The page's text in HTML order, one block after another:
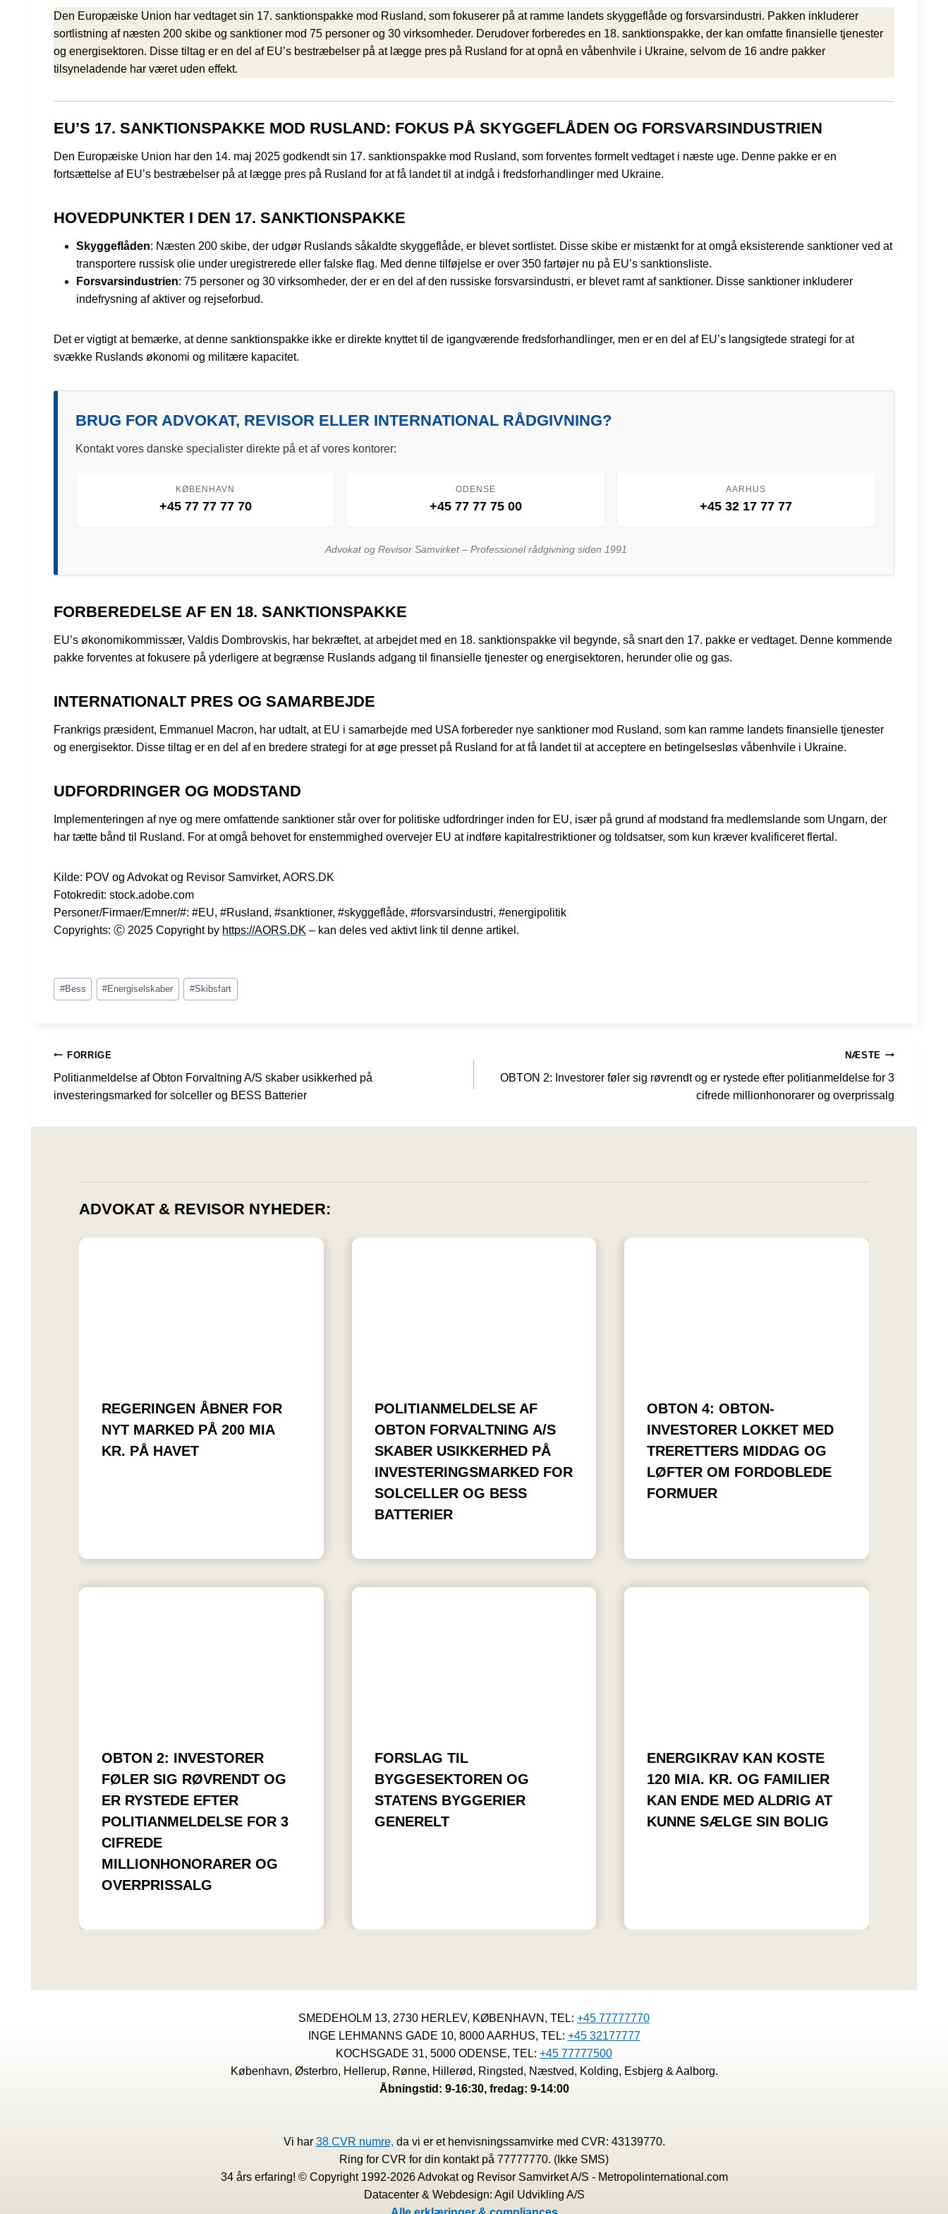
Den Europæiske Union har vedtaget sin 17. sanktionspakke mod Rusland, som fokuserer på at ramme landets skyggeflåde og forsvarsindustri. Pakken inkluderer
sortlistning af næsten 200 skibe og sanktioner mod 75 personer og 30 virksomheder. Derudover forberedes en 18. sanktionspakke, der kan omfatte finansielle tjenester
og energisektoren. Disse tiltag er en del af EU’s bestræbelser på at lægge pres på Rusland for at opnå en våbenhvile i Ukraine, selvom de 16 andre pakker
tilsyneladende har været uden effekt.
EU’S 17. SANKTIONSPAKKE MOD RUSLAND: FOKUS PÅ SKYGGEFLÅDEN OG FORSVARSINDUSTRIEN
Den Europæiske Union har den 14. maj 2025 godkendt sin 17. sanktionspakke mod Rusland, som forventes formelt vedtaget i næste uge. Denne pakke er en
fortsættelse af EU’s bestræbelser på at lægge pres på Rusland for at få landet til at indgå i fredsforhandlinger med Ukraine.
HOVEDPUNKTER I DEN 17. SANKTIONSPAKKE
Skyggeflåden: Næsten 200 skibe, der udgør Ruslands såkaldte skyggeflåde, er blevet sortlistet. Disse skibe er mistænkt for at omgå eksisterende sanktioner ved at
transportere russisk olie under uregistrerede eller falske flag. Med denne tilføjelse er over 350 fartøjer nu på EU’s sanktionsliste.
Forsvarsindustrien: 75 personer og 30 virksomheder, der er en del af den russiske forsvarsindustri, er blevet ramt af sanktioner. Disse sanktioner inkluderer
indefrysning af aktiver og rejseforbud.
Det er vigtigt at bemærke, at denne sanktionspakke ikke er direkte knyttet til de igangværende fredsforhandlinger, men er en del af EU’s langsigtede strategi for at
svække Ruslands økonomi og militære kapacitet.
BRUG FOR ADVOKAT, REVISOR ELLER INTERNATIONAL RÅDGIVNING?
Kontakt vores danske specialister direkte på et af vores kontorer:
KØBENHAVN
+45 77 77 77 70
ODENSE
+45 77 77 75 00
AARHUS
+45 32 17 77 77
Advokat og Revisor Samvirket – Professionel rådgivning siden 1991
FORBEREDELSE AF EN 18. SANKTIONSPAKKE
EU’s økonomikommissær, Valdis Dombrovskis, har bekræftet, at arbejdet med en 18. sanktionspakke vil begynde, så snart den 17. pakke er vedtaget. Denne kommende
pakke forventes at fokusere på yderligere at begrænse Ruslands adgang til finansielle tjenester og energisektoren, herunder olie og gas.
INTERNATIONALT PRES OG SAMARBEJDE
Frankrigs præsident, Emmanuel Macron, har udtalt, at EU i samarbejde med USA forbereder nye sanktioner mod Rusland, som kan ramme landets finansielle tjenester
og energisektor. Disse tiltag er en del af en bredere strategi for at øge presset på Rusland for at få landet til at acceptere en betingelsesløs våbenhvile i Ukraine.
UDFORDRINGER OG MODSTAND
Implementeringen af nye og mere omfattende sanktioner står over for politiske udfordringer inden for EU, især på grund af modstand fra medlemslande som Ungarn, der
har tætte bånd til Rusland. For at omgå behovet for enstemmighed overvejer EU at indføre kapitalrestriktioner og toldsatser, som kun kræver kvalificeret flertal.
Kilde: POV og Advokat og Revisor Samvirket, AORS.DK
Fotokredit: stock.adobe.com
Personer/Firmaer/Emner/#: #EU, #Rusland, #sanktioner, #skyggeflåde, #forsvarsindustri, #energipolitik
Copyrights: Ⓒ 2025 Copyright by https://AORS.DK – kan deles ved aktivt link til denne artikel.
Indlæg-
tags:
#Bess #Energiselskaber #Skibsfart
INDLÆGSNAVIGATION
FORRIGE
Politianmeldelse af Obton Forvaltning A/S skaber usikkerhed på
investeringsmarked for solceller og BESS Batterier
NÆSTE
OBTON 2: Investorer føler sig røvrendt og er rystede efter politianmeldelse for 3
cifrede millionhonorarer og overprissalg
ADVOKAT & REVISOR NYHEDER:
REGERINGEN ÅBNER FOR
NYT MARKED PÅ 200 MIA
KR. PÅ HAVET
POLITIANMELDELSE AF
OBTON FORVALTNING A/S
SKABER USIKKERHED PÅ
INVESTERINGSMARKED FOR
SOLCELLER OG BESS
BATTERIER
OBTON 4: OBTON-
INVESTORER LOKKET MED
TRERETTERS MIDDAG OG
LØFTER OM FORDOBLEDE
FORMUER
OBTON 2: INVESTORER
FØLER SIG RØVRENDT OG
ER RYSTEDE EFTER
POLITIANMELDELSE FOR 3
CIFREDE
MILLIONHONORARER OG
OVERPRISSALG
FORSLAG TIL
BYGGESEKTOREN OG
STATENS BYGGERIER
GENERELT
ENERGIKRAV KAN KOSTE
120 MIA. KR. OG FAMILIER
KAN ENDE MED ALDRIG AT
KUNNE SÆLGE SIN BOLIG
SMEDEHOLM 13, 2730 HERLEV, KØBENHAVN, TEL: +45 77777770
INGE LEHMANNS GADE 10, 8000 AARHUS, TEL: +45 32177777
KOCHSGADE 31, 5000 ODENSE, TEL: +45 77777500
København, Østerbro, Hellerup, Rønne, Hillerød, Ringsted, Næstved, Kolding, Esbjerg & Aalborg.
Åbningstid: 9-16:30, fredag: 9-14:00
Vi har 38 CVR numre, da vi er et henvisningssamvirke med CVR: 43139770.
Ring for CVR for din kontakt på 77777770. (Ikke SMS)
34 års erfaring! © Copyright 1992-2026 Advokat og Revisor Samvirket A/S - Metropolinternational.com
Datacenter & Webdesign: Agil Udvikling A/S